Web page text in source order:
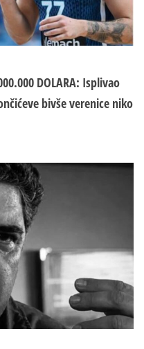
DOLARA: Isplivao
bivše verenice niko